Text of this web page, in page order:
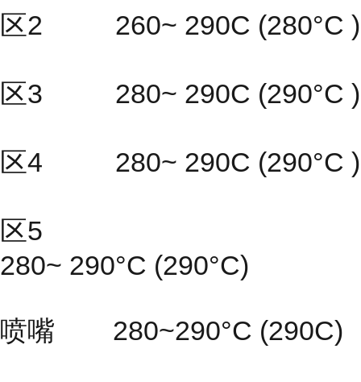
区2 260~ 290C (280°C )
区3 280~ 290C (290°C )
区4 280~ 290C (290°C )
区5
280~ 290°C (290°C)
喷嘴 280~290°C (290C)